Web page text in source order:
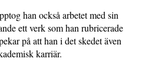
han också arbetet med sin
ett verk som han rubricerade
på att han i det skedet även
karriär.